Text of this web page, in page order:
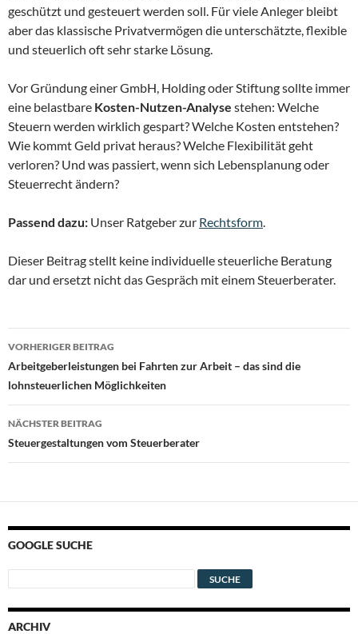
geschützt und gesteuert werden soll. Für viele Anleger bleibt
aber das klassische Privatvermögen die unterschätzte, flexible
und steuerlich oft sehr starke Lösung.
Vor Gründung einer GmbH, Holding oder Stiftung sollte immer
eine belastbare Kosten-Nutzen-Analyse stehen: Welche
Steuern werden wirklich gespart? Welche Kosten entstehen?
Wie kommt Geld privat heraus? Welche Flexibilität geht
verloren? Und was passiert, wenn sich Lebensplanung oder
Steuerrecht ändern?
Passend dazu: Unser Ratgeber zur Rechtsform
Dieser Beitrag stellt keine individuelle steuerliche Beratung
dar und ersetzt nicht das Gespräch mit einem Steuerberater.
Beitragsnavigation
VORHERIGER BEITRAG
Arbeitgeberleistungen bei Fahrten zur Arbeit – das sind die
lohnsteuerlichen Möglichkeiten
NÄCHSTER BEITRAG
Steuergestaltungen vom Steuerberater
GOOGLE SUCHE
ARCHIV